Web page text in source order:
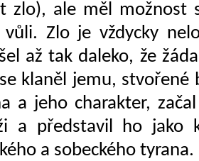
zlo), ale měl možnost
vůli. Zlo je vždycky
až tak daleko, že
klaněl jemu,
a jeho charakter,
a představil ho jako
a sobeckého tyrana.